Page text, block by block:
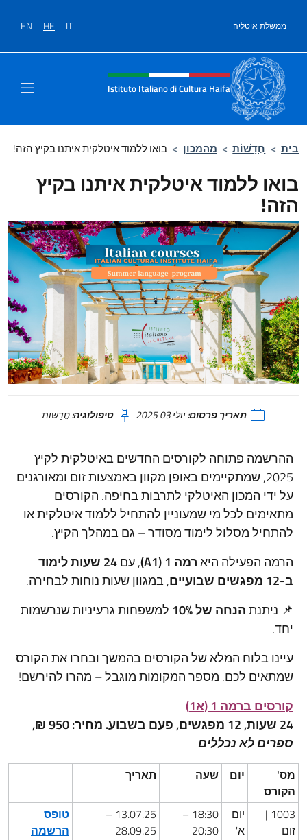
ממשלת איטליה IT
HE
EN
Site header, social and menu
Istituto Italiano di Cultura Haifa
בית > חֲדָשׁוֹת > מהמכון > בואו ללמוד איטלקית איתנו בקיץ הזה!
בואו ללמוד איטלקית איתנו בקיץ
הזה!
תאריך פרסום:יולי 03 2025 טיפולוגיה:חֲדָשׁוֹת
ההרשמה פתוחה לקורסים החדשים באיטלקית לקיץ
2025, שמתקיימים באופן מקוון באמצעות זום ומאורגנים
על ידי המכון האיטלקי לתרבות בחיפה. הקורסים
מתאימים לכל מי שמעוניין להתחיל ללמוד איטלקית או
להתחיל מסלול לימוד מסודר – גם במהלך הקיץ.
הרמה הפעילה היארמה 1 (A1) , עם
24 שעות לימוד
ב-12 מפגשים שבועיים
, במגוון שעות נוחות לבחירה.
📌 ניתנתהנחה של 10%
למשפחות גרעיניות שנרשמות
יחד.
עיינו בלוח המלא של הקורסים בהמשך ובחרו את הקורס
שמתאים לכם. מספר המקומות מוגבל – מהרו להירשם!
קורסים ברמה 1 (א1)
24 שעות, 12 מפגשים, פעם בשבוע. מחיר: 950 ₪,
ספרים לא נכללים
מס'
הקורס
יום שעה תאריך
1003 |
זום
יום
א'
18:30 –
20:30
13.07.25 –
28.09.25
טופס
הרשמה